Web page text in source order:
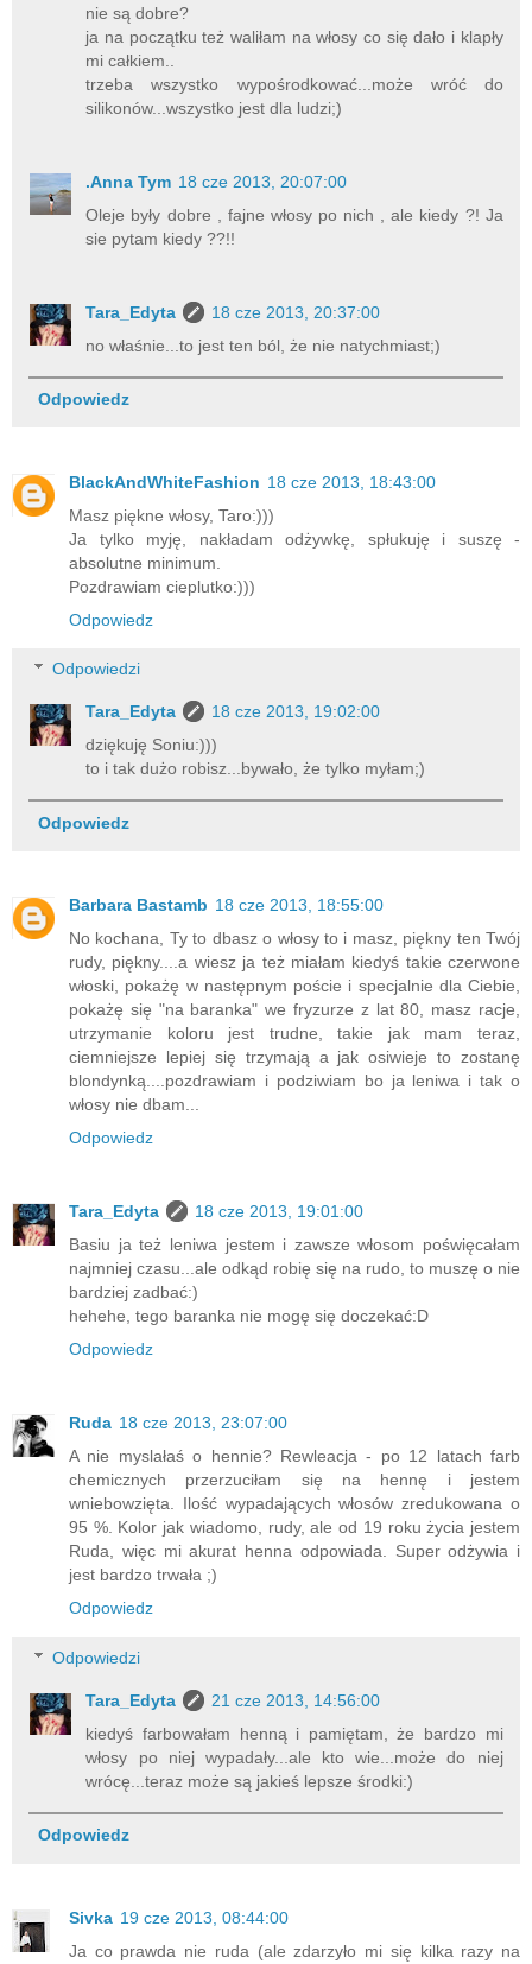
nie są dobre?
ja na początku też waliłam na włosy co się dało i klapły
mi całkiem..
trzeba wszystko wypośrodkować...może wróć do
silikonów...wszystko jest dla ludzi;)
.Anna Tym 18 cze 2013, 20:07:00
Oleje były dobre , fajne włosy po nich , ale kiedy ?! Ja
sie pytam kiedy ??!!
Tara_Edyta
18 cze 2013, 20:37:00
no właśnie...to jest ten ból, że nie natychmiast;)
Odpowiedz
BlackAndWhiteFashion 18 cze 2013, 18:43:00
Masz piękne włosy, Taro:)))
Ja tylko myję, nakładam odżywkę, spłukuję i suszę -
absolutne minimum.
Pozdrawiam cieplutko:)))
Odpowiedz
Odpowiedzi
Tara_Edyta
18 cze 2013, 19:02:00
dziękuję Soniu:)))
to i tak dużo robisz...bywało, że tylko myłam;)
Odpowiedz
Barbara Bastamb 18 cze 2013, 18:55:00
No kochana, Ty to dbasz o włosy to i masz, piękny ten Twój
rudy, piękny....a wiesz ja też miałam kiedyś takie czerwone
włoski, pokażę w następnym poście i specjalnie dla Ciebie,
pokażę się "na baranka" we fryzurze z lat 80, masz racje,
utrzymanie koloru jest trudne, takie jak mam teraz,
ciemniejsze lepiej się trzymają a jak osiwieje to zostanę
blondynką....pozdrawiam i podziwiam bo ja leniwa i tak o
włosy nie dbam...
Odpowiedz
Tara_Edyta
18 cze 2013, 19:01:00
Basiu ja też leniwa jestem i zawsze włosom poświęcałam
najmniej czasu...ale odkąd robię się na rudo, to muszę o nie
bardziej zadbać:)
hehehe, tego baranka nie mogę się doczekać:D
Odpowiedz
Ruda 18 cze 2013, 23:07:00
A nie myslałaś o hennie? Rewleacja - po 12 latach farb
chemicznych przerzuciłam się na hennę i jestem
wniebowzięta. Ilość wypadających włosów zredukowana o
95 %. Kolor jak wiadomo, rudy, ale od 19 roku życia jestem
Ruda, więc mi akurat henna odpowiada. Super odżywia i
jest bardzo trwała ;)
Odpowiedz
Odpowiedzi
Tara_Edyta
21 cze 2013, 14:56:00
kiedyś farbowałam henną i pamiętam, że bardzo mi
włosy po niej wypadały...ale kto wie...może do niej
wrócę...teraz może są jakieś lepsze środki:)
Odpowiedz
Sivka 19 cze 2013, 08:44:00
Ja co prawda nie ruda (ale zdarzyło mi się kilka razy na